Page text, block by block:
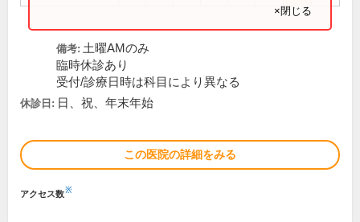
×閉じる
備考: 土曜AMのみ
臨時休診あり
受付/診療日時は科目により異なる
休診日: 日、祝、年末年始
この医院の詳細をみる
アクセス数※